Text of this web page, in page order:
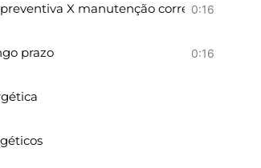
X manutenção corretiva
0:16
prazo 0:16